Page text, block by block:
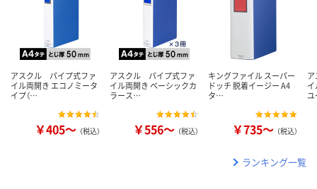
アスクル パイプ式ファ
イル両開き エコノミータ
イプ（…
￥405～ （税込）
アスクル パイプ式ファ
イル両開き ベーシックカ
ラース…
￥556～ （税込）
キングファイル スーパー
ドッチ 脱着イージー A4
タ…
￥735～ （税込）
ランキング一覧